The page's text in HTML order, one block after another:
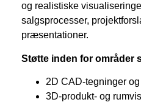
og realistiske
salgsprocesser,
præsentationer.
Støtte inden for områder
2D CAD-tegninger
3D-produkt- og